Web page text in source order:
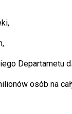
Departametu
osób na